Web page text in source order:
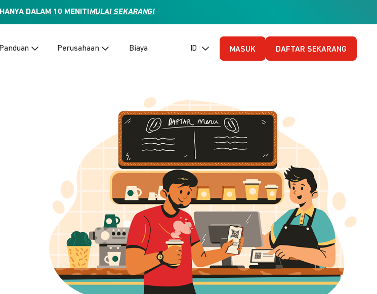
HANYA DALAM 10 MENIT!MULAI SEKARANG!
Panduan Perusahaan Biaya ID (Bahasa Indonesia)
MASUK DAFTAR SEKARANG